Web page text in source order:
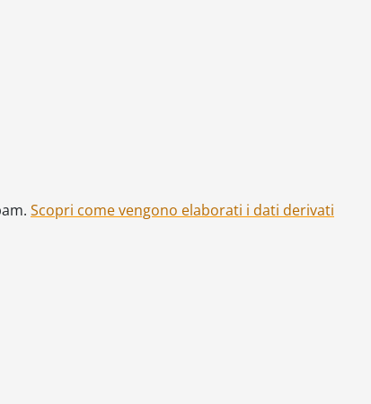
Scopri come vengono elaborati i dati derivati